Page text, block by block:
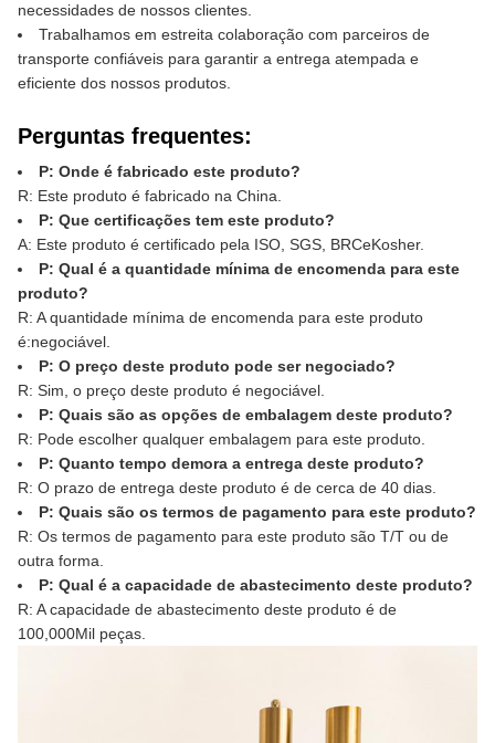
necessidades de nossos clientes.
Trabalhamos em estreita colaboração com parceiros de
transporte confiáveis para garantir a entrega atempada e
eficiente dos nossos produtos.
Perguntas frequentes:
P: Onde é fabricado este produto?
R: Este produto é fabricado na China.
P: Que certificações tem este produto?
A: Este produto é certificado pela ISO, SGS, BRCeKosher.
P: Qual é a quantidade mínima de encomenda para este
produto?
R: A quantidade mínima de encomenda para este produto
é:negociável
P: O preço deste produto pode ser negociado?
R: Sim, o preço deste produto é negociável.
P: Quais são as opções de embalagem deste produto?
R: Pode escolher qualquer embalagem para este produto.
P: Quanto tempo demora a entrega deste produto?
R: O prazo de entrega deste produto é de cerca de 40 dias.
P: Quais são os termos de pagamento para este produto?
R: Os termos de pagamento para este produto são T/T ou de
outra forma.
P: Qual é a capacidade de abastecimento deste produto?
R: A capacidade de abastecimento deste produto é de
100,000Mil peças.